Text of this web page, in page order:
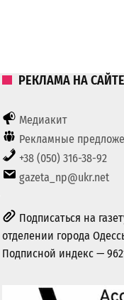
РЕКЛАМА НА САЙТЕ
Медиакит
Рекламные
+38 (050) 316-38-92
gazeta_np@ukr.net
Подписаться на
отделении города
Подписной индекс —